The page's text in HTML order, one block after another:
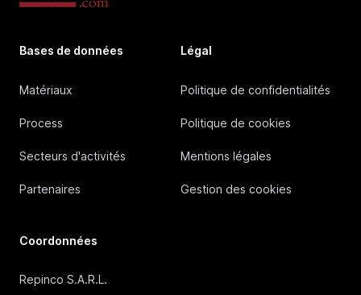
Bases de données
Matériaux
Process
Secteurs d'activités
Partenaires
Légal
Politique de confidentialités
Politique de cookies
Mentions légales
Gestion des cookies
Coordonnées
Repinco S.A.R.L.